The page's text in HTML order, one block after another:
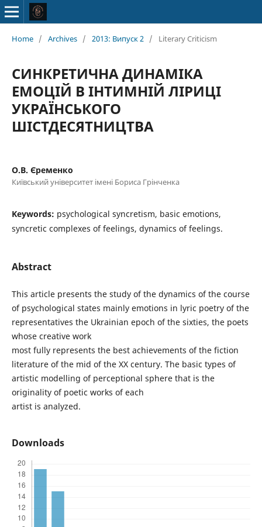
Home / Archives / 2013: Випуск 2 / Literary Criticism
СИНКРЕТИЧНА ДИНАМІКА
ЕМОЦІЙ В ІНТИМНІЙ ЛІРИЦІ
УКРАЇНСЬКОГО
ШІСТДЕСЯТНИЦТВА
О.В. Єременко
Київський університет імені Бориса Грінченка
Keywords: psychological syncretism, basic emotions,
syncretic complexes of feelings, dynamics of feelings.
Abstract
This article presents the study of the dynamics of the course
of psychological states mainly emotions in lyric poetry of the
representatives the Ukrainian epoch of the sixties, the poets
whose creative work
most fully represents the best achievements of the fiction
literature of the mid of the XX century. The basic types of
artistic modelling of perceptional sphere that is the
originality of poetic works of each
artist is analyzed.
Downloads